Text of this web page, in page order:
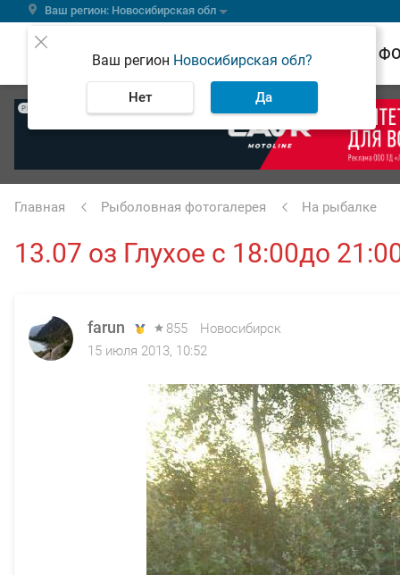
Ваш регион: Новосибирская обл
Ваш регион Новосибирская обл?
Нет Да
ВЕСТИ
РЕКЛАМА
Главная Рыболовная фотогалерея На рыбалке
13.07 оз Глухое с 18:00до
farun 855
Новосибирск
15 июля 2013, 10:52